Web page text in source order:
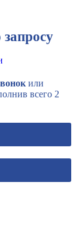
или
всего 2